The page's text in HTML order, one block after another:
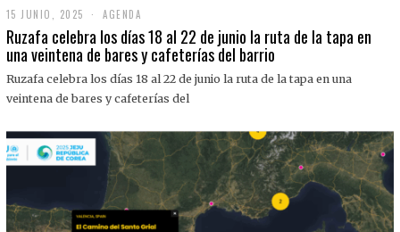
15 JUNIO, 2025
J
U
I
O
0
2
5
AGENDA
Ruzafa celebra los días 18 al 22 de junio la ruta de la tapa en
una veintena de bares y cafeterías del barrio
Ruzafa celebra los días 18 al 22 de junio la ruta de la tapa en una
veintena de bares y cafeterías del